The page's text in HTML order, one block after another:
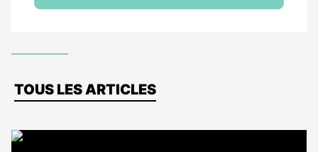
Dernières
TOUS LES ARTICLES